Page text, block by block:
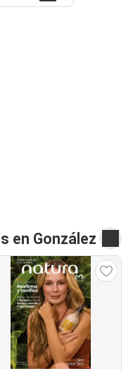
en González